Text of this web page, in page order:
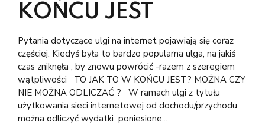
KOŃCU JEST
Pytania dotyczące ulgi na internet pojawiają się coraz
częściej. Kiedyś była to bardzo popularna ulga, na jakiś
czas zniknęła , by znowu powrócić -razem z szeregiem
wątpliwości TO JAK TO W KOŃCU JEST? MOŻNA CZY
NIE MOŻNA ODLICZAĆ ? W ramach ulgi z tytułu
użytkowania sieci internetowej od dochodu/przychodu
można odliczyć wydatki poniesione...